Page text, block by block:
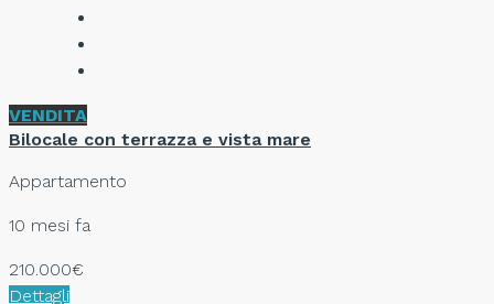
VENDITA
Bilocale con terrazza e vista mare
Appartamento
10 mesi fa
210.000€
Dettagli